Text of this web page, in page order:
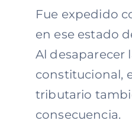
Fue expedido
en ese estado
Al desaparecer
constitucional,
tributario
consecuencia.